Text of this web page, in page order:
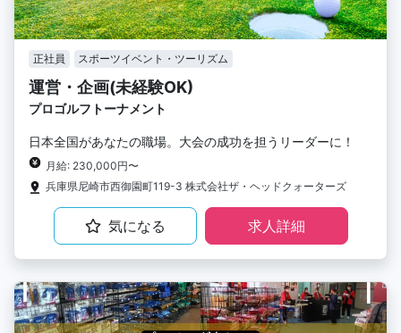
正社員 スポーツイベント・ツーリズム
運営・企画(未経験OK)
プロゴルフトーナメント
日本全国があなたの職場。大会の成功を担うリーダーに！
月給: 230,000円〜
兵庫県尼崎市西御園町119-3 株式会社ザ・ヘッドクォーターズ
気になる 求人詳細